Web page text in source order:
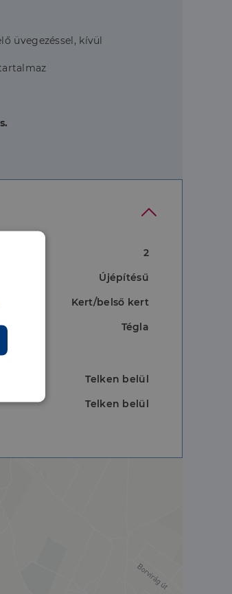
üvegezéssel, kívül
2
Újépítésű
Kert/belső kert
Tégla
Telken belül
Telken belül